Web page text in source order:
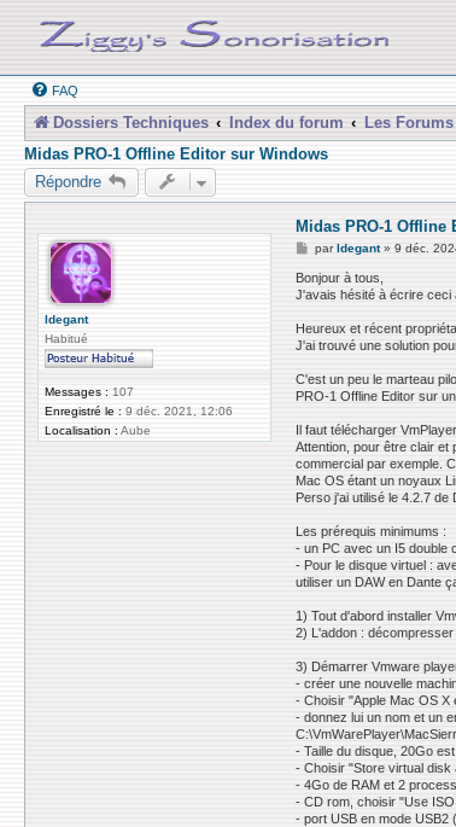
FAQ
Dossiers Techniques Index du forum Les
Midas PRO-1 Offline Editor sur Windows
Répondre
ldegant
Habitué
Messages : 107
Enregistré le : 9 déc. 2021, 12:06
Localisation : Aube
Midas PRO-1
M
s
s
e
parldegant»9 déc.
Bonjour à tous,
J'avais hésité à écrire ceci
Heureux et récent
J'ai trouvé une solution
C'est un peu le marteau
PRO-1 Offline Editor sur
Il faut télécharger
Attention, pour être clair et
commercial par exemple.
Mac OS étant un noyaux
Perso j'ai utilisé le 4.2.7
Les prérequis minimums :
- un PC avec un I5 double
- Pour le disque virtuel :
utiliser un DAW en Dante
1) Tout d'abord installer
2) L'addon :
3) Démarrer Vmware
- créer une nouvelle
- Choisir "Apple Mac OS X
- donnez lui un nom et un
- Taille du disque, 20Go
- Choisir "Store virtual disk
- 4Go de RAM et 2
- CD rom, choisir "Use
- port USB en mode USB2